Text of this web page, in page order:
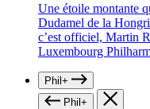
Une étoile montante
Dudamel de la
c’est officiel, Martin
Luxembourg
Phil+
Phil+